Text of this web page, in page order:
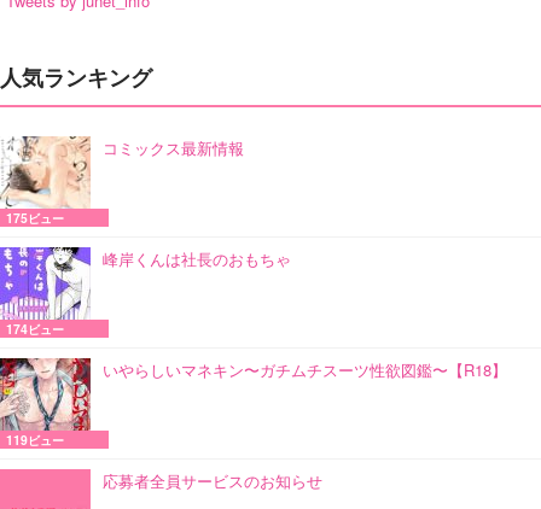
人気ランキング
コミックス最新情報
175ビュー
峰岸くんは社長のおもちゃ
174ビュー
いやらしいマネキン〜ガチムチスーツ性欲図鑑〜【R18】
119ビュー
応募者全員サービスのお知らせ